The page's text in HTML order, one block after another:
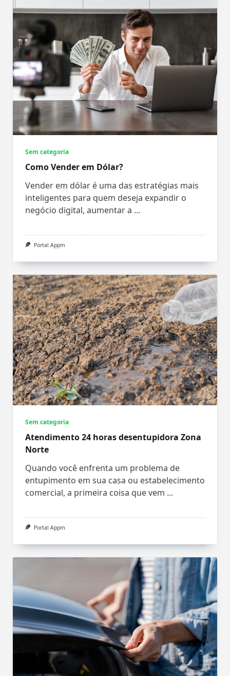
Sem categoria
Como Vender em Dólar?
Vender em dólar é uma das estratégias mais
inteligentes para quem deseja expandir o
negócio digital, aumentar a ...
Portal Appm
Sem categoria
Atendimento 24 horas desentupidora Zona
Norte
Quando você enfrenta um problema de
entupimento em sua casa ou estabelecimento
comercial, a primeira coisa que vem ...
Portal Appm